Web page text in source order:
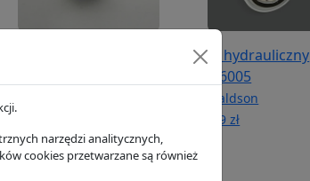
Filtr hydrauliczny
P556005
Donaldson
53.49 zł
narzędzi analitycznych,
cookies przetwarzane są również